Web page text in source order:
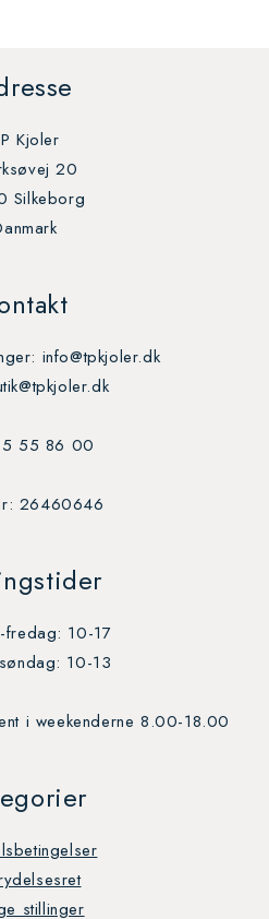
Kjoler
20
Silkeborg
info@tpkjoler.dk
55 86 00
26460646
fredag: 10-17
10-13
i weekenderne 8.00-18.00
stillinger